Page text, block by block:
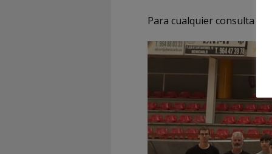
Para cualquier consulta